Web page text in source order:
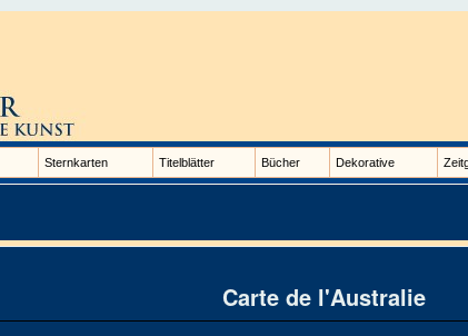
Sternkarten Titelblätter Bücher Dekorative
Carte de l'Australie